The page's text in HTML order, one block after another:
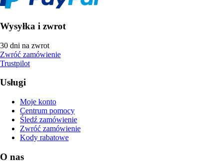
Wysyłka i zwrot
30 dni na zwrot
Zwróć zamówienie
Trustpilot
Usługi
Moje konto
Centrum pomocy
Śledź zamówienie
Zwróć zamówienie
Kody rabatowe
O nas